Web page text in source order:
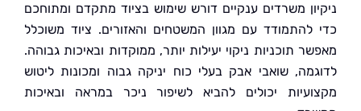
משרדים ענקיים דורש שימוש בציוד מתקדם ומתוחכם
עם מגוון המשטחים והאזורים. ציוד משוכלל
תוכניות ניקוי יעילות יותר, ממוקדות ובאיכות גבוהה.
שואבי אבק בעלי כוח יניקה גבוה ומכונות ליטוש
יכולים להביא לשיפור ניכר במראה ובאיכות